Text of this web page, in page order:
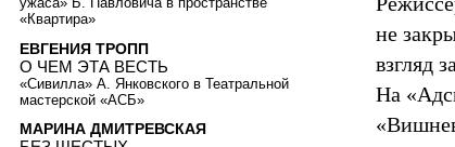
не
взгляд
На
«Квартира»
ЕВГЕНИЯ ТРОПП
О ЧЕМ ЭТА ВЕСТЬ
«Сивилла» А. Янковского в Театральной
мастерской «АСБ»
МАРИНА ДМИТРЕВСКАЯ